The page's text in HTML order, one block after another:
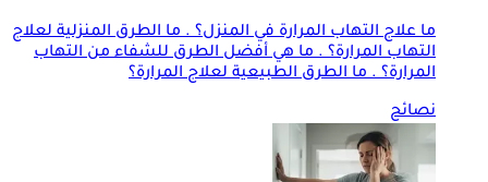
ما علاج التهاب المرارة في المنزل؟ . ما الطرق المنزلية لعلاج
التهاب المرارة؟ . ما هي أفضل الطرق للشفاء من التهاب
المرارة؟ . ما الطرق الطبيعية لعلاج المرارة؟
نصائح